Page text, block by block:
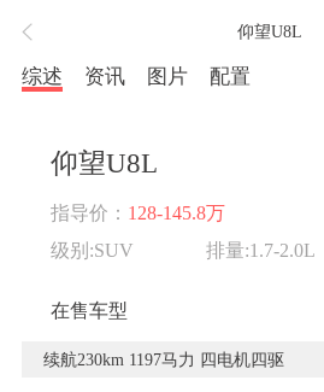
仰望U8L
综述 资讯 图片 配置
仰望U8L
指导价： 128-145.8万
级别:SUV
排量:1.7-2.0L
在售车型
续航230km 1197马力 四电机四驱